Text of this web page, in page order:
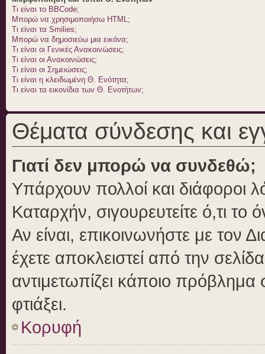
Τι είναι το BBCode;
Μπορώ να χρησιμοποιήσω HTML;
Τι είναι τα Smilies;
Μπορώ να δημοσιεύω μια εικόνα;
Τι είναι οι Γενικές Ανακοινώσεις;
Τι είναι οι Ανακοινώσεις;
Τι είναι οι Σημειώσεις;
Τι είναι η κλειδωμένη Θ. Ενότητα;
Τι είναι τα εικονίδια των Θ. Ενοτήτων;
Θέματα σύνδεσης και
Γιατί δεν μπορώ να συνδεθώ;
Υπάρχουν πολλοί και διάφοροι
Καταρχήν, σιγουρευτείτε ό,τι
Αν είναι, επικοινωνήστε με τον
έχετε αποκλειστεί από την
αντιμετωπίζει κάποιο πρόβλημα
φτιάξει.
Κορυφή